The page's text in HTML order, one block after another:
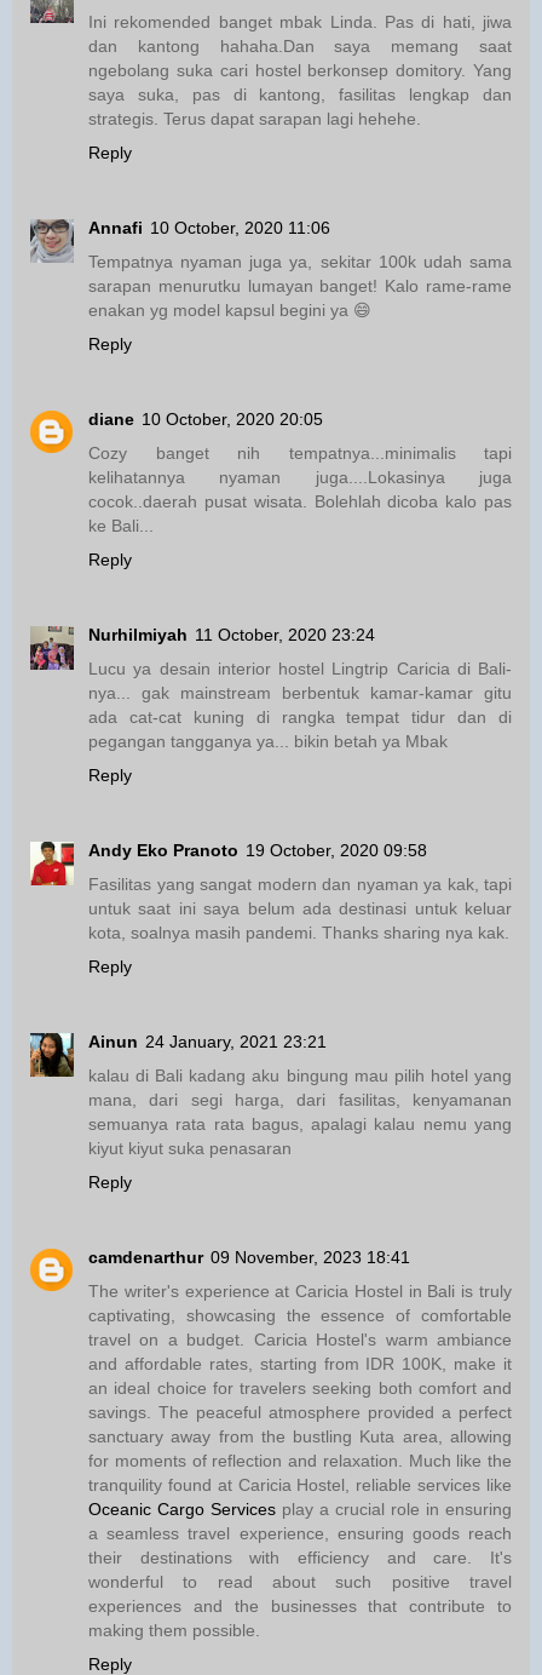
Ini rekomended banget mbak Linda. Pas di hati, jiwa
dan kantong hahaha.Dan saya memang saat
ngebolang suka cari hostel berkonsep domitory. Yang
saya suka, pas di kantong, fasilitas lengkap dan
strategis. Terus dapat sarapan lagi hehehe.
Reply
Annafi 10 October, 2020 11:06
Tempatnya nyaman juga ya, sekitar 100k udah sama
sarapan menurutku lumayan banget! Kalo rame-rame
enakan yg model kapsul begini ya 😄
Reply
diane 10 October, 2020 20:05
Cozy banget nih tempatnya...minimalis tapi
kelihatannya nyaman juga....Lokasinya juga
cocok..daerah pusat wisata. Bolehlah dicoba kalo pas
ke Bali...
Reply
Nurhilmiyah 11 October, 2020 23:24
Lucu ya desain interior hostel Lingtrip Caricia di Bali-
nya... gak mainstream berbentuk kamar-kamar gitu
ada cat-cat kuning di rangka tempat tidur dan di
pegangan tangganya ya... bikin betah ya Mbak
Reply
Andy Eko Pranoto 19 October, 2020 09:58
Fasilitas yang sangat modern dan nyaman ya kak, tapi
untuk saat ini saya belum ada destinasi untuk keluar
kota, soalnya masih pandemi. Thanks sharing nya kak.
Reply
Ainun 24 January, 2021 23:21
kalau di Bali kadang aku bingung mau pilih hotel yang
mana, dari segi harga, dari fasilitas, kenyamanan
semuanya rata rata bagus, apalagi kalau nemu yang
kiyut kiyut suka penasaran
Reply
camdenarthur 09 November, 2023 18:41
The writer's experience at Caricia Hostel in Bali is truly
captivating, showcasing the essence of comfortable
travel on a budget. Caricia Hostel's warm ambiance
and affordable rates, starting from IDR 100K, make it
an ideal choice for travelers seeking both comfort and
savings. The peaceful atmosphere provided a perfect
sanctuary away from the bustling Kuta area, allowing
for moments of reflection and relaxation. Much like the
tranquility found at Caricia Hostel, reliable services like
Oceanic Cargo Services play a crucial role in ensuring
a seamless travel experience, ensuring goods reach
their destinations with efficiency and care. It's
wonderful to read about such positive travel
experiences and the businesses that contribute to
making them possible.
Reply